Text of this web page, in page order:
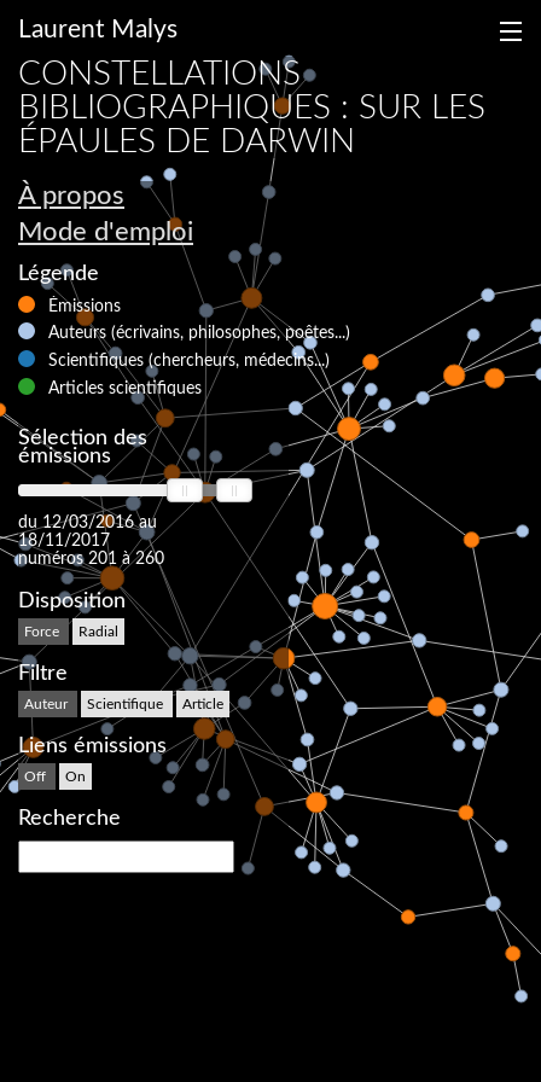
Laurent Malys
fr en
CONSTELLATIONS
BIBLIOGRAPHIQUES : SUR LES
ÉPAULES DE DARWIN
À propos
Mode d'emploi
Légende
Émissions
Auteurs (écrivains, philosophes, poêtes...)
Scientifiques (chercheurs, médecins...)
Articles scientifiques
Sélection des
émissions
du 12/03/2016 au
18/11/2017
numéros 201 à 260
Disposition
Force Radial
Filtre
Auteur Scientifique Article
Liens émissions
Off On
Recherche